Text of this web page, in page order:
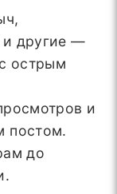
и другие —
острым
и
постом.
до